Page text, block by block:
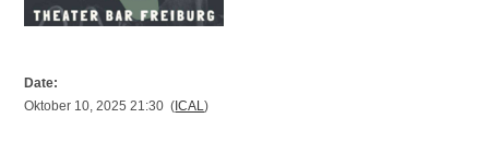
Date:
Oktober 10, 2025 21:30 (ICAL)